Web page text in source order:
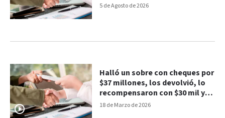
5 de Agosto de 2026
18 de Marzo de 2026
Halló un sobre con cheques por
$37 millones, los devolvió, lo
recompensaron con $30 mil y
se indignó